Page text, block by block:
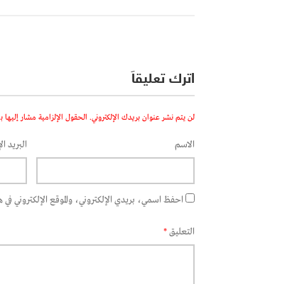
اترك تعليقاً
لن يتم نشر عنوان بريدك الإلكتروني. الحقول الإلزامية مشار إليها بـ
الاسم البريد
احفظ اسمي، بريدي الإلكتروني، والموقع الإلكتروني في
التعليق*